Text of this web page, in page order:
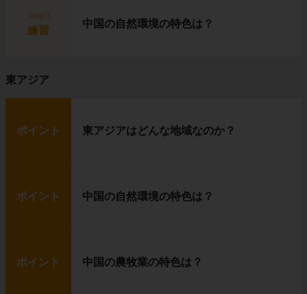
に
ー）や アザラシです。
step3
練習
中国の自然環境の特色は？
東アジア
ポイント 東アジアはどんな地域なのか？
ポイント 中国の自然環境の特色は？
ポイント 中国の農牧業の特色は？